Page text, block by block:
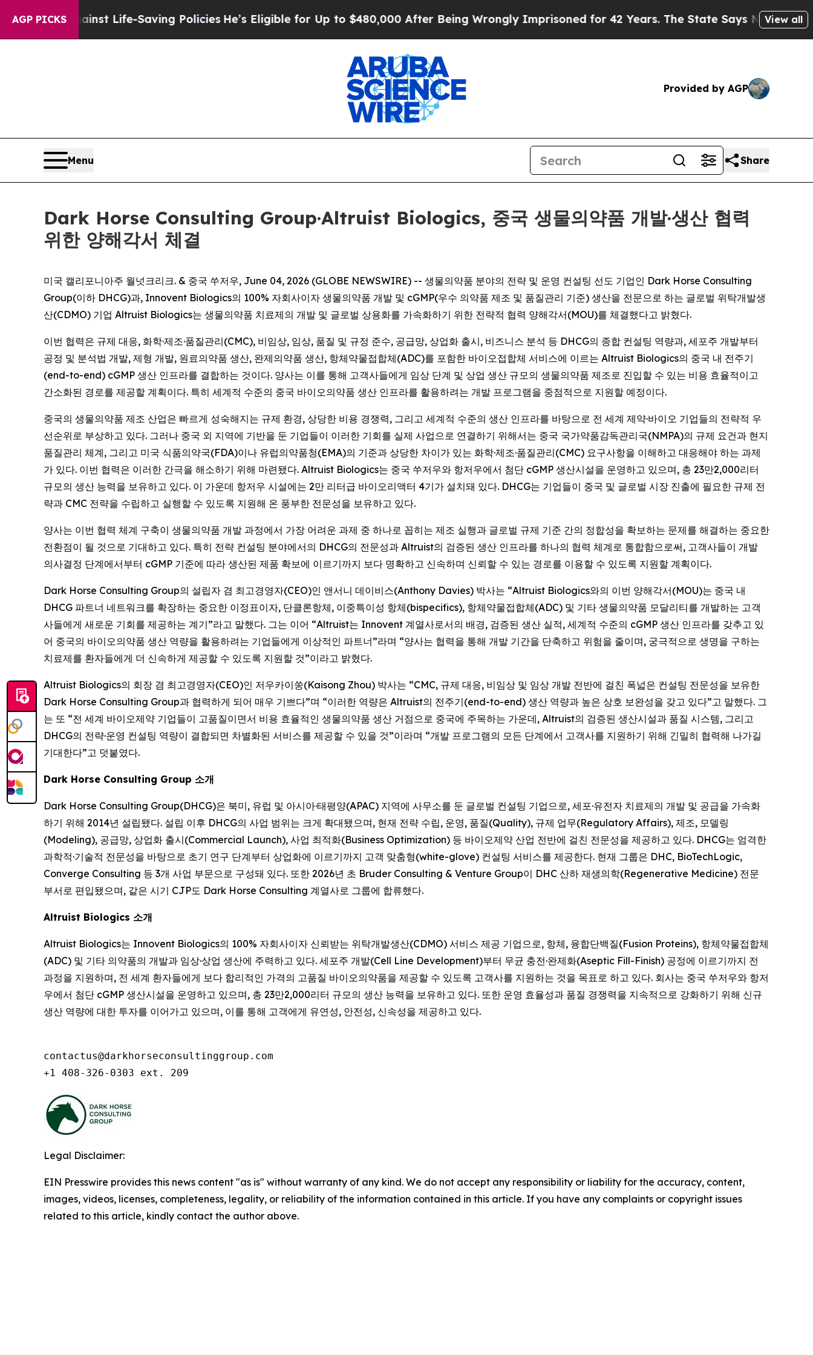
AGP PICKS
Against Life-Saving Policies He’s Eligible for Up to $480,000 After Being Wrongly Imprisoned for 42 Years. The State Says No.At the View all
Provided by AGP
Menu Share
Dark Horse Consulting Group·Altruist Biologics, 중국 생물의약품 개발·생산 협력
위한 양해각서 체결
미국 캘리포니아주 월넛크리크. & 중국 쑤저우, June 04, 2026 (GLOBE NEWSWIRE) -- 생물의약품 분야의 전략 및 운영 컨설팅 선도 기업인 Dark Horse Consulting
Group(이하 DHCG)과, Innovent Biologics의 100% 자회사이자 생물의약품 개발 및 cGMP(우수 의약품 제조 및 품질관리 기준) 생산을 전문으로 하는 글로벌 위탁개발생
산(CDMO) 기업 Altruist Biologics는 생물의약품 치료제의 개발 및 글로벌 상용화를 가속화하기 위한 전략적 협력 양해각서(MOU)를 체결했다고 밝혔다.
이번 협력은 규제 대응, 화학·제조·품질관리(CMC), 비임상, 임상, 품질 및 규정 준수, 공급망, 상업화 출시, 비즈니스 분석 등 DHCG의 종합 컨설팅 역량과, 세포주 개발부터
공정 및 분석법 개발, 제형 개발, 원료의약품 생산, 완제의약품 생산, 항체약물접합체(ADC)를 포함한 바이오접합체 서비스에 이르는 Altruist Biologics의 중국 내 전주기
(end-to-end) cGMP 생산 인프라를 결합하는 것이다. 양사는 이를 통해 고객사들에게 임상 단계 및 상업 생산 규모의 생물의약품 제조로 진입할 수 있는 비용 효율적이고
간소화된 경로를 제공할 계획이다. 특히 세계적 수준의 중국 바이오의약품 생산 인프라를 활용하려는 개발 프로그램을 중점적으로 지원할 예정이다.
중국의 생물의약품 제조 산업은 빠르게 성숙해지는 규제 환경, 상당한 비용 경쟁력, 그리고 세계적 수준의 생산 인프라를 바탕으로 전 세계 제약·바이오 기업들의 전략적 우
선순위로 부상하고 있다. 그러나 중국 외 지역에 기반을 둔 기업들이 이러한 기회를 실제 사업으로 연결하기 위해서는 중국 국가약품감독관리국(NMPA)의 규제 요건과 현지
품질관리 체계, 그리고 미국 식품의약국(FDA)이나 유럽의약품청(EMA)의 기준과 상당한 차이가 있는 화학·제조·품질관리(CMC) 요구사항을 이해하고 대응해야 하는 과제
가 있다. 이번 협력은 이러한 간극을 해소하기 위해 마련됐다. Altruist Biologics는 중국 쑤저우와 항저우에서 첨단 cGMP 생산시설을 운영하고 있으며, 총 23만2,000리터
규모의 생산 능력을 보유하고 있다. 이 가운데 항저우 시설에는 2만 리터급 바이오리액터 4기가 설치돼 있다. DHCG는 기업들이 중국 및 글로벌 시장 진출에 필요한 규제 전
략과 CMC 전략을 수립하고 실행할 수 있도록 지원해 온 풍부한 전문성을 보유하고 있다.
양사는 이번 협력 체계 구축이 생물의약품 개발 과정에서 가장 어려운 과제 중 하나로 꼽히는 제조 실행과 글로벌 규제 기준 간의 정합성을 확보하는 문제를 해결하는 중요한
전환점이 될 것으로 기대하고 있다. 특히 전략 컨설팅 분야에서의 DHCG의 전문성과 Altruist의 검증된 생산 인프라를 하나의 협력 체계로 통합함으로써, 고객사들이 개발
의사결정 단계에서부터 cGMP 기준에 따라 생산된 제품 확보에 이르기까지 보다 명확하고 신속하며 신뢰할 수 있는 경로를 이용할 수 있도록 지원할 계획이다.
Dark Horse Consulting Group의 설립자 겸 최고경영자(CEO)인 앤서니 데이비스(Anthony Davies) 박사는 “Altruist Biologics와의 이번 양해각서(MOU)는 중국 내
DHCG 파트너 네트워크를 확장하는 중요한 이정표이자, 단클론항체, 이중특이성 항체(bispecifics), 항체약물접합체(ADC) 및 기타 생물의약품 모달리티를 개발하는 고객
사들에게 새로운 기회를 제공하는 계기”라고 말했다. 그는 이어 “Altruist는 Innovent 계열사로서의 배경, 검증된 생산 실적, 세계적 수준의 cGMP 생산 인프라를 갖추고 있
어 중국의 바이오의약품 생산 역량을 활용하려는 기업들에게 이상적인 파트너”라며 “양사는 협력을 통해 개발 기간을 단축하고 위험을 줄이며, 궁극적으로 생명을 구하는
치료제를 환자들에게 더 신속하게 제공할 수 있도록 지원할 것”이라고 밝혔다.
Altruist Biologics의 회장 겸 최고경영자(CEO)인 저우카이쑹(Kaisong Zhou) 박사는 “CMC, 규제 대응, 비임상 및 임상 개발 전반에 걸친 폭넓은 컨설팅 전문성을 보유한
Dark Horse Consulting Group과 협력하게 되어 매우 기쁘다”며 “이러한 역량은 Altruist의 전주기(end-to-end) 생산 역량과 높은 상호 보완성을 갖고 있다”고 말했다. 그
는 또 “전 세계 바이오제약 기업들이 고품질이면서 비용 효율적인 생물의약품 생산 거점으로 중국에 주목하는 가운데, Altruist의 검증된 생산시설과 품질 시스템, 그리고
DHCG의 전략·운영 컨설팅 역량이 결합되면 차별화된 서비스를 제공할 수 있을 것”이라며 “개발 프로그램의 모든 단계에서 고객사를 지원하기 위해 긴밀히 협력해 나가길
기대한다”고 덧붙였다.
Dark Horse Consulting Group 소개
Dark Horse Consulting Group(DHCG)은 북미, 유럽 및 아시아·태평양(APAC) 지역에 사무소를 둔 글로벌 컨설팅 기업으로, 세포·유전자 치료제의 개발 및 공급을 가속화
하기 위해 2014년 설립됐다. 설립 이후 DHCG의 사업 범위는 크게 확대됐으며, 현재 전략 수립, 운영, 품질(Quality), 규제 업무(Regulatory Affairs), 제조, 모델링
(Modeling), 공급망, 상업화 출시(Commercial Launch), 사업 최적화(Business Optimization) 등 바이오제약 산업 전반에 걸친 전문성을 제공하고 있다. DHCG는 엄격한
과학적·기술적 전문성을 바탕으로 초기 연구 단계부터 상업화에 이르기까지 고객 맞춤형(white-glove) 컨설팅 서비스를 제공한다. 현재 그룹은 DHC, BioTechLogic,
Converge Consulting 등 3개 사업 부문으로 구성돼 있다. 또한 2026년 초 Bruder Consulting & Venture Group이 DHC 산하 재생의학(Regenerative Medicine) 전문
부서로 편입됐으며, 같은 시기 CJP도 Dark Horse Consulting 계열사로 그룹에 합류했다.
Altruist Biologics 소개
Altruist Biologics는 Innovent Biologics의 100% 자회사이자 신뢰받는 위탁개발생산(CDMO) 서비스 제공 기업으로, 항체, 융합단백질(Fusion Proteins), 항체약물접합체
(ADC) 및 기타 의약품의 개발과 임상·상업 생산에 주력하고 있다. 세포주 개발(Cell Line Development)부터 무균 충전·완제화(Aseptic Fill-Finish) 공정에 이르기까지 전
과정을 지원하며, 전 세계 환자들에게 보다 합리적인 가격의 고품질 바이오의약품을 제공할 수 있도록 고객사를 지원하는 것을 목표로 하고 있다. 회사는 중국 쑤저우와 항저
우에서 첨단 cGMP 생산시설을 운영하고 있으며, 총 23만2,000리터 규모의 생산 능력을 보유하고 있다. 또한 운영 효율성과 품질 경쟁력을 지속적으로 강화하기 위해 신규
생산 역량에 대한 투자를 이어가고 있으며, 이를 통해 고객에게 유연성, 안전성, 신속성을 제공하고 있다.
contactus@darkhorseconsultinggroup.com
+1 408-326-0303 ext. 209
Legal Disclaimer:
EIN Presswire provides this news content "as is" without warranty of any kind. We do not accept any responsibility or liability for the accuracy, content,
images, videos, licenses, completeness, legality, or reliability of the information contained in this article. If you have any complaints or copyright issues
related to this article, kindly contact the author above.